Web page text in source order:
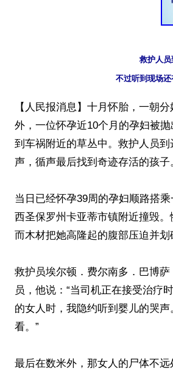
救护人员
【人民报消息】十月怀胎，一朝
外，一位怀孕近10个月的孕妇被
到车祸附近的草丛中。救护人员
声，循声最后找到奇迹存活的孩子
当日已经怀孕39周的孕妇顺路搭
西圣保罗州卡亚蒂市镇附近撞毁
而木材把她高隆起的腹部压迫并划
救护员埃尔顿．费尔南多．巴博
员，他说：“当司机正在接受治疗
的女人时，我隐约听到婴儿的哭
看。”
最后在数米外，那女人的尸体不